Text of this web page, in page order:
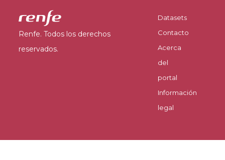
Renfe. Todos los derechos
reservados.
Datasets
Contacto
Acerca
del
portal
Información
legal